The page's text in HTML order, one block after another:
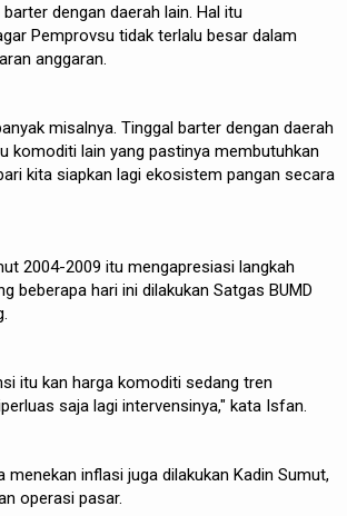
dengan daerah lain. Hal itu
Pemprovsu tidak terlalu besar dalam
anggaran.
misalnya. Tinggal barter dengan daerah
komoditi lain yang pastinya membutuhkan
kita siapkan lagi ekosistem pangan secara
2004-2009 itu mengapresiasi langkah
beberapa hari ini dilakukan Satgas BUMD
itu kan harga komoditi sedang tren
saja lagi intervensinya," kata Isfan.
menekan inflasi juga dilakukan Kadin Sumut,
operasi pasar.